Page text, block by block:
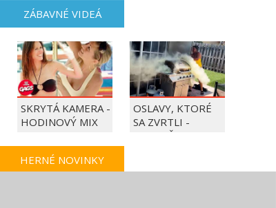
ZÁBAVNÉ VIDEÁ
SKRYTÁ KAMERA -
HODINOVÝ MIX
OSLAVY, KTORÉ
SA ZVRTLI -
NAJLEPŠIE
HERNÉ NOVINKY